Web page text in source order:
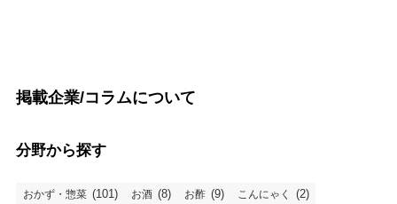
掲載企業/コラムについて
分野から探す
おかず・惣菜 (101) お酒 (8) お酢 (9) こんにゃく (2)